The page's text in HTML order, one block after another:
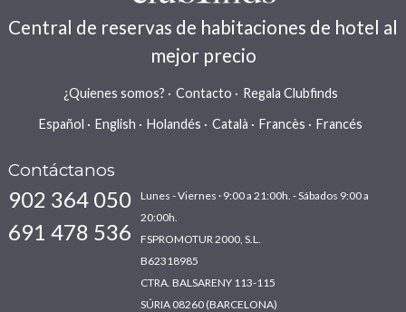
Central de reservas de habitaciones de hotel al
mejor precio
¿Quienes somos? Contacto
Regala Clubfinds
Español
English Holandés Català Francès Francés
Contáctanos
902 364 050
691 478 536
Lunes - Viernes · 9:00 a 21:00h. - Sábados 9:00 a
20:00h.
FSPROMOTUR 2000, S.L.
B62318985
CTRA. BALSARENY 113-115
SÚRIA 08260 (BARCELONA)